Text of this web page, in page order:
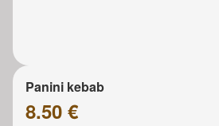
Panini kebab
8.50 €